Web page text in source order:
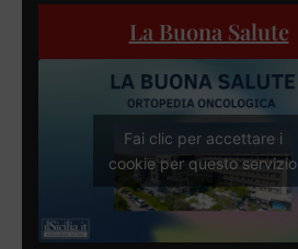
La Buona Salute
Fai clic per accettare i
cookie per questo servizio